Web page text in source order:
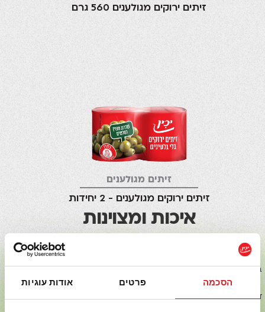
הסכמה פרטים אודות עוגיות
זיתים ירוקים מגולענים 560 גרם
זיתים מגולענים
זיתים ירוקים מגולענים - 2 יחידות
איכות ומצוינות
בכל מוצרי יכין הושקעו משאבים ומאמצים רבים ונעשה שימוש
בטכנולוגיות חדישות, על מנת להציבם ברף האיכות הגבוה ביותר בשוק
העולמי. איכות המוצרים והשירות ללקוחותינו הם אלה שמנחים את
דרכנו, ומתוך תפיסה זו אנו מחויבים לפעול למען שיפור מתמיד באיכות